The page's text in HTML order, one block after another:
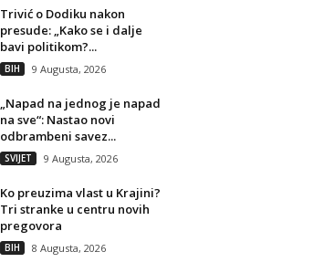
Trivić o Dodiku nakon
presude: „Kako se i dalje
bavi politikom?...
BIH 9 Augusta, 2026
„Napad na jednog je napad
na sve“: Nastao novi
odbrambeni savez...
SVIJET 9 Augusta, 2026
Ko preuzima vlast u Krajini?
Tri stranke u centru novih
pregovora
BIH 8 Augusta, 2026